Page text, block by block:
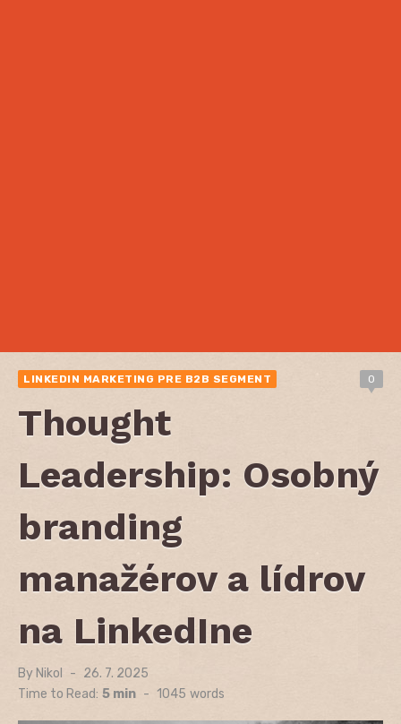
LINKEDIN MARKETING PRE B2B SEGMENT 0
Thought
Leadership: Osobný
branding
manažérov a lídrov
na LinkedIne
By Nikol
Posted
on
26. 7. 2025
Time to Read: 5 min - 1045 words